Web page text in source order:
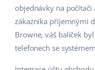
objednávky na
zákazníka příjemnými
Browne, váš balíček
telefonech se